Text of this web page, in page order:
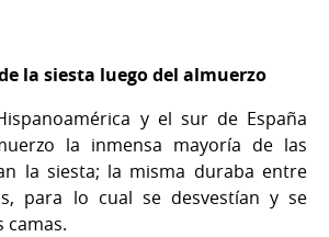
la siesta luego del almuerzo
y el sur de España
la inmensa mayoría de las
la siesta; la misma duraba entre
para lo cual se desvestían y se
camas.